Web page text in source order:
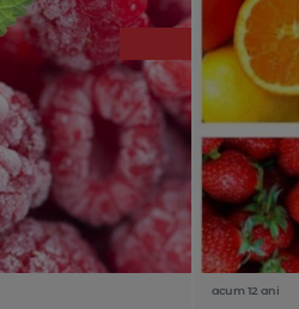
acum 12 ani